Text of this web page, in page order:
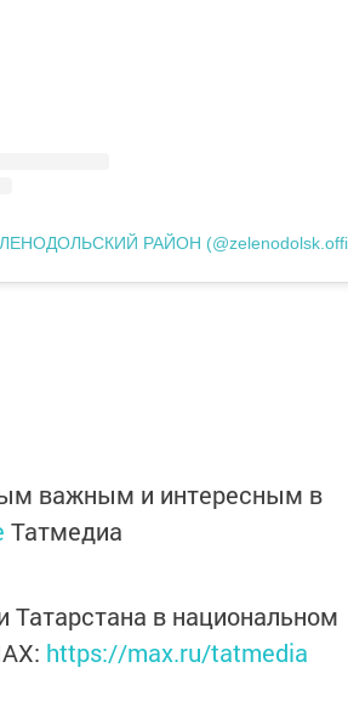
РАЙОН
важным и интересным в
Татмедиа
Татарстана в национальном
https://max.ru/tatmedia